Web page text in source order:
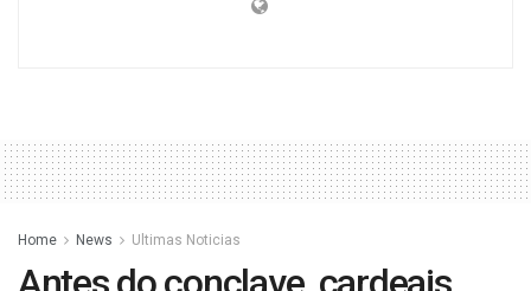
Home News Ultimas Noticias